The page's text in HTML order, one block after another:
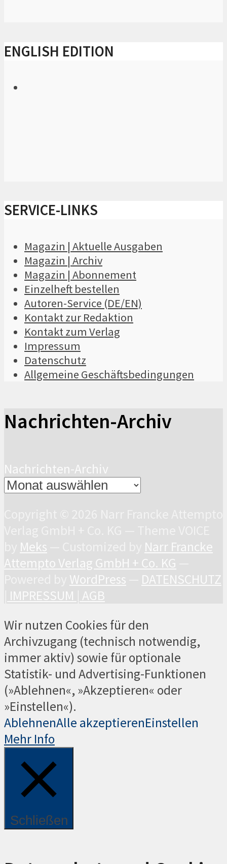
ENGLISH EDITION
SERVICE-LINKS
Magazin | Aktuelle Ausgaben
Magazin | Archiv
Magazin | Abonnement
Einzelheft bestellen
Autoren-Service (DE/EN)
Kontakt zur Redaktion
Kontakt zum Verlag
Impressum
Datenschutz
Allgemeine Geschäftsbedingungen
Nachrichten-Archiv
Nachrichten-Archiv
Meks
Narr Francke
Attempto Verlag GmbH + Co. KG
WordPress
DATENSCHUTZ
| IMPRESSUM | AGB
Wir nutzen Cookies für den
Archivzugang (technisch notwendig,
immer aktiv) sowie für optionale
Statistik- und Advertising-Funktionen
(»Ablehnen«, »Akzeptieren« oder
»Einstellen«).
AblehnenAlle akzeptierenEinstellen
Mehr Info
Schließen